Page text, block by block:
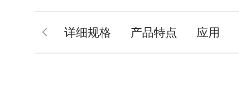
详细规格 产品特点 应用